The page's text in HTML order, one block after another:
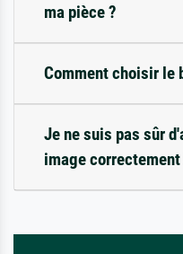
ma pièce ?
Comment choisir le
Je ne suis pas sûr
image correctement